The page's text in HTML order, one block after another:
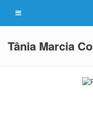
Tânia Marcia